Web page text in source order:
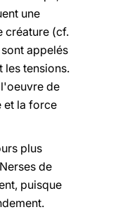
une
créature (cf.
appelés
les tensions.
de
et la force
plus
de
puisque